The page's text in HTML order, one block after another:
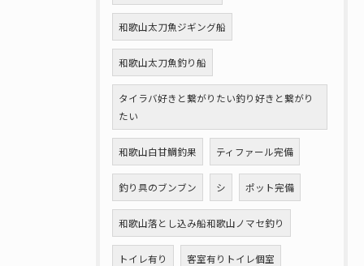
和歌山太刀魚ジギング船
和歌山太刀魚釣り船
タイラバ好きと繋がりたい釣り好きと繋がり
たい
和歌山白甘鯛釣果 ティファール完備
釣り具のブンブン シ ポット完備
和歌山落とし込み船和歌山ノマセ釣り
トイレ有り 客室有りトイレ個室